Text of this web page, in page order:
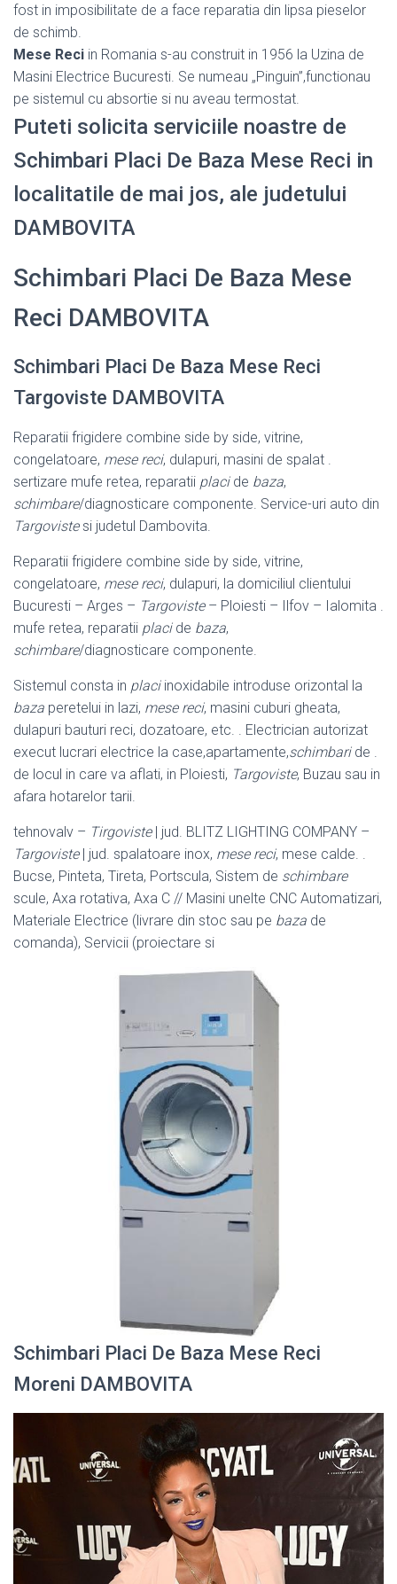
fost in imposibilitate de a face reparatia din lipsa pieselor
de schimb.
Mese Reci in Romania s-au construit in 1956 la Uzina de
Masini Electrice Bucuresti. Se numeau „Pinguin”,functionau
pe sistemul cu absortie si nu aveau termostat.
Puteti solicita serviciile noastre de
Schimbari Placi De Baza Mese Reci in
localitatile de mai jos, ale judetului
DAMBOVITA
Schimbari Placi De Baza Mese
Reci DAMBOVITA
Schimbari Placi De Baza Mese Reci
Targoviste DAMBOVITA
Reparatii frigidere combine side by side, vitrine,
congelatoare, mese reci, dulapuri, masini de spalat .
sertizare mufe retea, reparatii placide baza,
schimbare/diagnosticare componente. Service-uri auto din
Targovistesi judetul Dambovita.
Reparatii frigidere combine side by side, vitrine,
congelatoare, mese reci, dulapuri, la domiciliul clientului
Bucuresti – Arges – Targoviste– Ploiesti – Ilfov – Ialomita .
mufe retea, reparatii placide baza,
schimbare/diagnosticare componente.
Sistemul consta in placiinoxidabile introduse orizontal la
baza peretelui in lazi, mese reci, masini cuburi gheata,
dulapuri bauturi reci, dozatoare, etc. . Electrician autorizat
execut lucrari electrice la case,apartamente,schimbaride .
de locul in care va aflati, in Ploiesti, Targoviste, Buzau sau in
afara hotarelor tarii.
tehnovalv – Tirgoviste| jud. BLITZ LIGHTING COMPANY –
Targoviste| jud. spalatoare inox, mese reci, mese calde. .
Bucse, Pinteta, Tireta, Portscula, Sistem de schimbare
scule, Axa rotativa, Axa C // Masini unelte CNC Automatizari,
Materiale Electrice (livrare din stoc sau pe baza de
comanda), Servicii (proiectare si
Schimbari Placi De Baza Mese Reci
Moreni DAMBOVITA